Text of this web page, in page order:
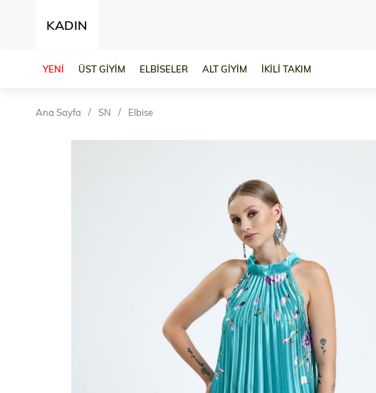
KADIN
YENİ ÜST GİYİM ELBİSELER ALT GİYİM İKİLİ TAKIM
Ana Sayfa SN Elbise